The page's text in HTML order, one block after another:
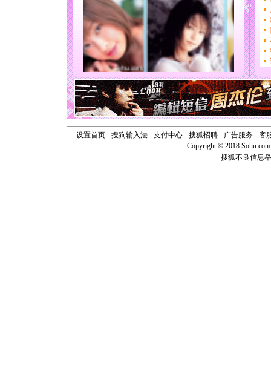
[圣诞节]
能正大
天都要快
[圣诞节]
如意,快
[元旦]
看
断电。
你是我专
[元旦]如
起；二是
离。水晶
[元旦]当
泣，这痛
卖了。水
[春节]风
设置首页- 搜狗输入法- 支付中心- 搜狐招聘- 广告服务- 客
Copyright © 2018
搜狐不良信息